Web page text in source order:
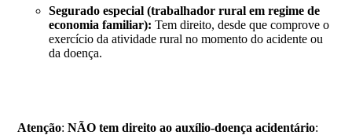
Segurado especial (trabalhador rural em regime de
economia familiar):Tem direito, desde que comprove o
exercício da atividade rural no momento do acidente ou
da doença.
Atenção:NÃO tem direito ao auxílio-doença acidentário: